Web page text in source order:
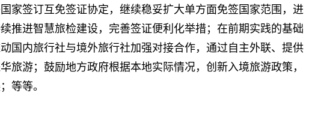
家签订互免签证协定，继续稳妥扩大单方面免签国家范围，进
推进智慧旅检建设，完善签证便利化举措；在前期实践的基础
国内旅行社与境外旅行社加强对接合作，通过自主外联、提供
旅游；鼓励地方政府根据本地实际情况，创新入境旅游政策，
等等。